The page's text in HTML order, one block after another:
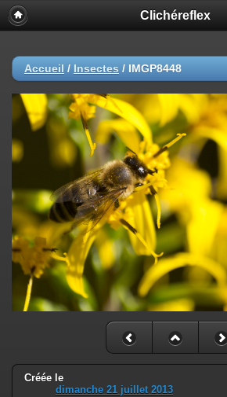
Clichéreflex
Accueil / Insectes / IMGP8448
Créée le
dimanche 21 juillet 2013